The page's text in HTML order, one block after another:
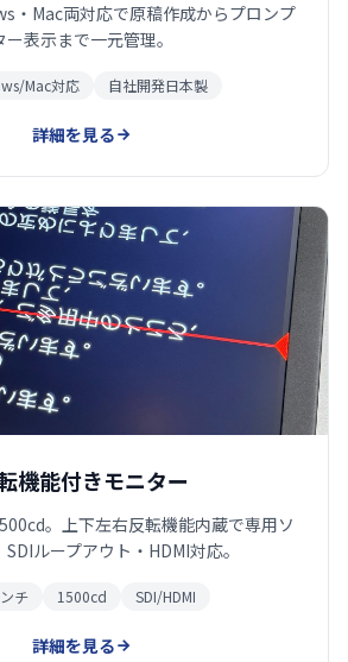
・Mac両対応で原稿作成からプロンプ
ー表示まで一元管理。
Mac対応 自社開発日本製
詳細を見る
機能付きモニター
。上下左右反転機能内蔵で専用ソ
ループアウト・HDMI対応。
チ 1500cd SDI/HDMI
詳細を見る